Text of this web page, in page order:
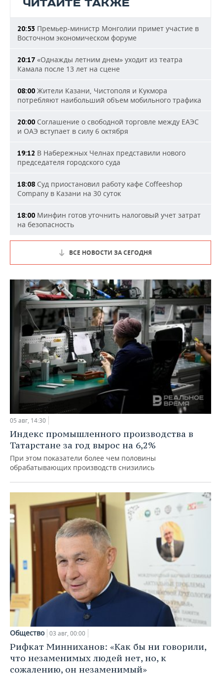
ЧИТАЙТЕ ТАКЖЕ
20:53 Премьер-министр Монголии примет участие в
Восточном экономическом форуме
20:17 «Однажды летним днем» уходит из театра
Камала после 13 лет на сцене
08:00 Жители Казани, Чистополя и Кукмора
потребляют наибольший объем мобильного трафика
20:00 Соглашение о свободной торговле между ЕАЭС
и ОАЭ вступает в силу 6 октября
19:12 В Набережных Челнах представили нового
председателя городского суда
18:08 Суд приостановил работу кафе Coffeeshop
Company в Казани на 30 суток
18:00 Минфин готов уточнить налоговый учет затрат
на безопасность
ВСЕ НОВОСТИ ЗА СЕГОДНЯ
05 авг, 14:30
Индекс промышленного производства в
Татарстане за год вырос на 6,2%
При этом показатели более чем половины
обрабатывающих производств снизились
Общество 03 авг, 00:00
Рифкат Минниханов: «Как бы ни говорили,
что незаменимых людей нет, но, к
сожалению, он незаменимый»